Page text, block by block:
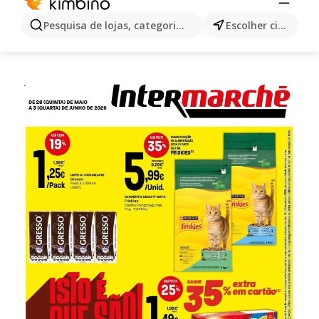
Pesquisa de lojas, categorias,produtos... Escolher cidade